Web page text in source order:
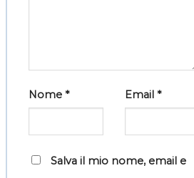
Nome * Email *
Salva il mio nome, email e